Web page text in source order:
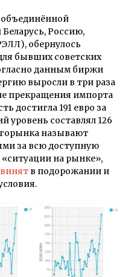
Россию,
обернулось
бывших советских
данным биржи
выросли в три раза
прекращения импорта
достигла 191 евро за
уровень составлял 126
называют
за всю доступную
на рынке»,
винят в подорожании и